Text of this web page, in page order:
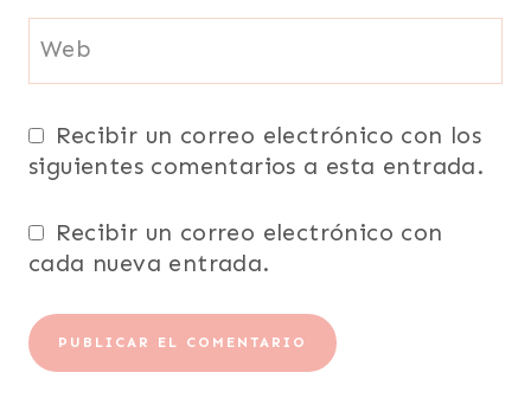
Web
Recibir un correo electrónico con los
siguientes comentarios a esta entrada.
Recibir un correo electrónico con
cada nueva entrada.